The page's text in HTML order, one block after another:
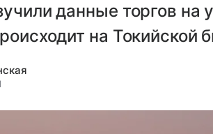
данные торгов на
на Токийской